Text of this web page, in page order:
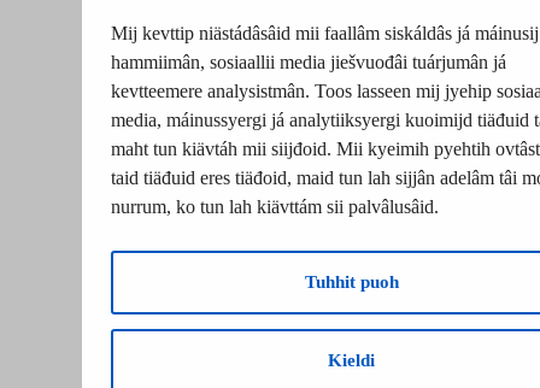
Mij kevttip niästádâsâid mii faallâm siskáldâs já máinusij
hammiimân, sosiaallii media jiešvuođâi tuárjumân já
kevtteemere analysistmân. Toos lasseen mij jyehip
media, máinussyergi já analytiiksyergi kuoimijd tiäđuid
maht tun kiävtáh mii siijđoid. Mii kyeimih pyehtih
taid tiäđuid eres tiäđoid, maid tun lah sijjân adelâm tâi
nurrum, ko tun lah kiävttám sii palvâlusâid.
Tuhhit puoh
Kieldi